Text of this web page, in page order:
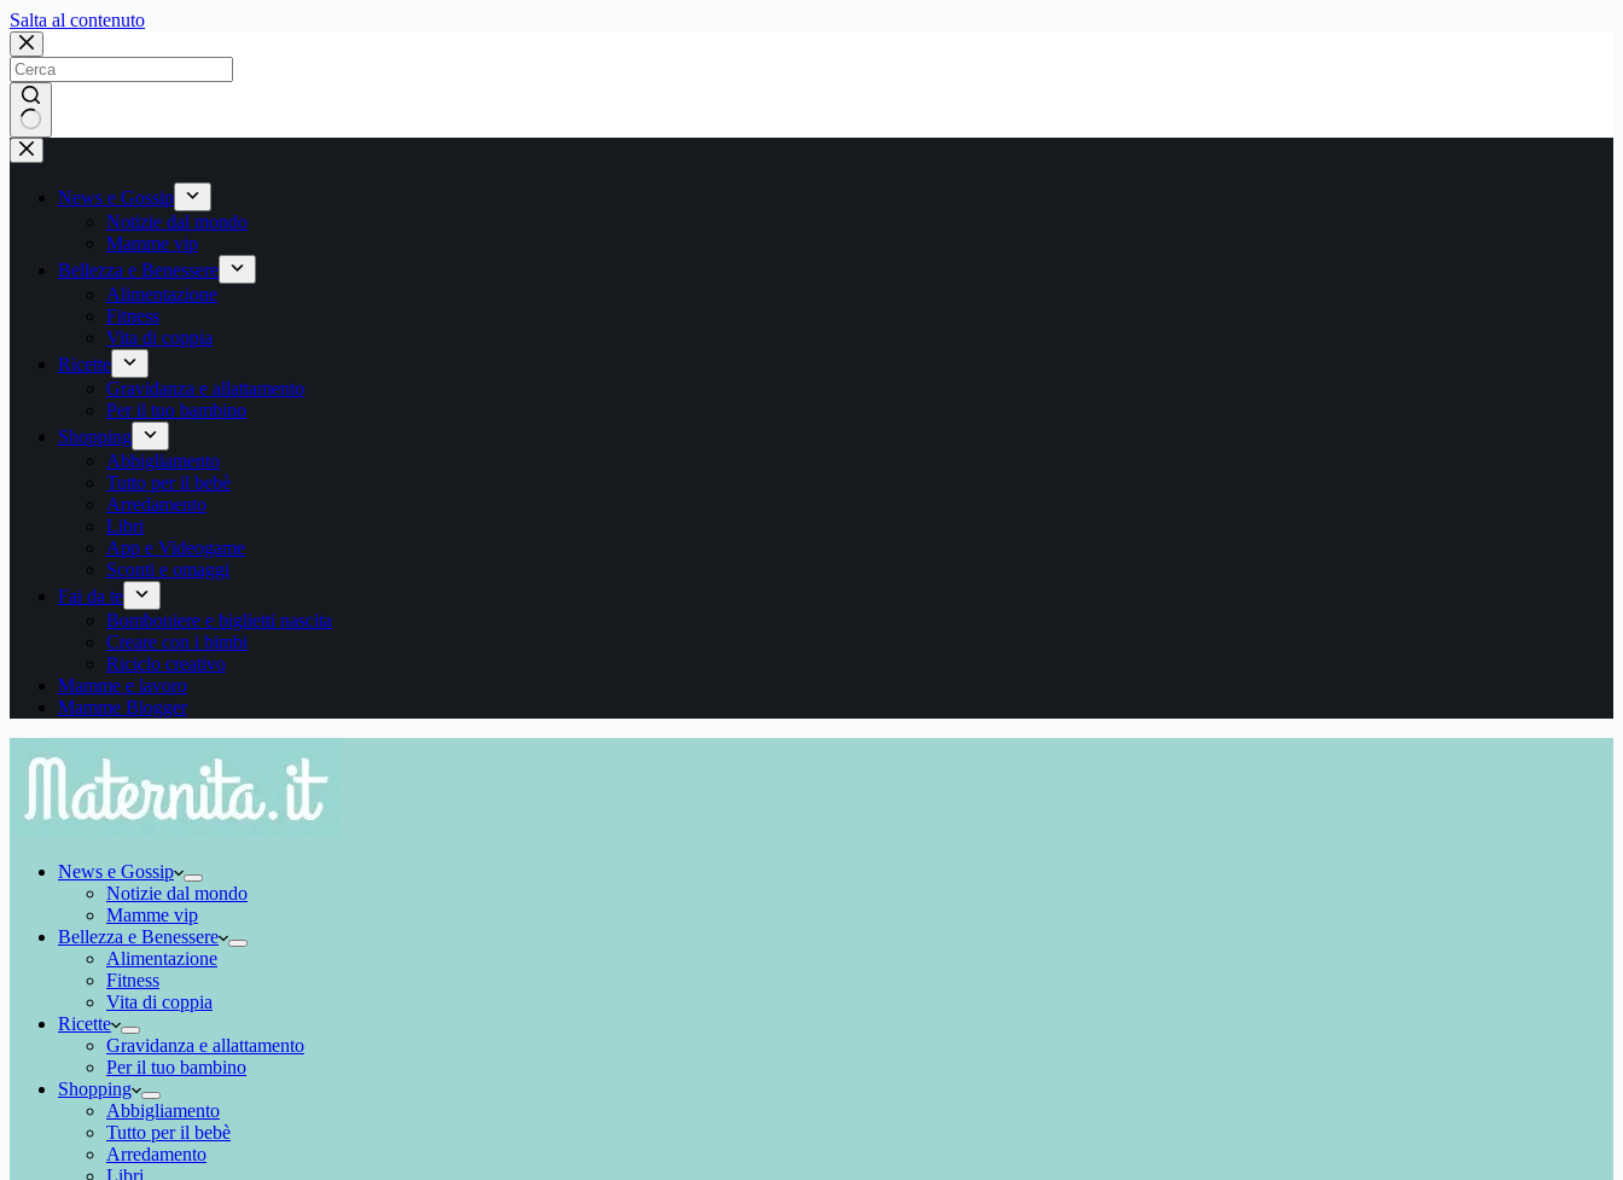
Salta al contenutoSalta
contenuto
Nessun
risultato
News e Gossip
Notizie dal mondo
Mamme vip
Bellezza e Benessere
Alimentazione
Fitness
Vita di coppia
Ricette
Gravidanza e allattamento
Per il tuo bambino
Shopping
Abbigliamento
Tutto per il bebè
Arredamento
Libri
App e Videogame
Sconti e omaggi
Fai da te
Bomboniere e biglietti nascita
Creare con i bimbi
Riciclo creativo
Mamme e lavoro
Mamme Blogger
News e Gossip
Notizie dal mondo
Mamme vip
Bellezza e Benessere
Alimentazione
Fitness
Vita di coppia
Ricette
Gravidanza e allattamento
Per il tuo bambino
Shopping
Abbigliamento
Tutto per il bebè
Arredamento
Libri